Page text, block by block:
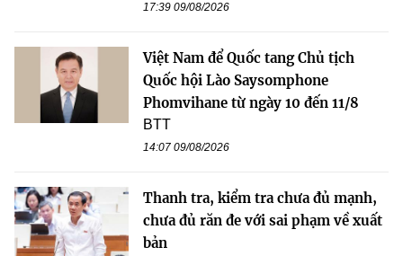
17:39 09/08/2026
Việt Nam để Quốc tang Chủ tịch
Quốc hội Lào Saysomphone
Phomvihane từ ngày 10 đến 11/8
BTT
14:07 09/08/2026
Thanh tra, kiểm tra chưa đủ mạnh,
chưa đủ răn đe với sai phạm về xuất
bản